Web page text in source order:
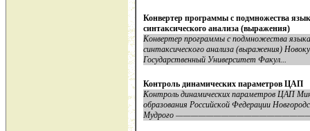
Конвертер программы с подмножества
синтаксического анализа (выражения)
Конвертер программы с подмножества
синтаксического анализа (выражения)
Государственный Университет Факул...
Контроль динамических параметров ЦАП
Контроль динамических параметров ЦАП
образования Российской Федерации
Мудрого